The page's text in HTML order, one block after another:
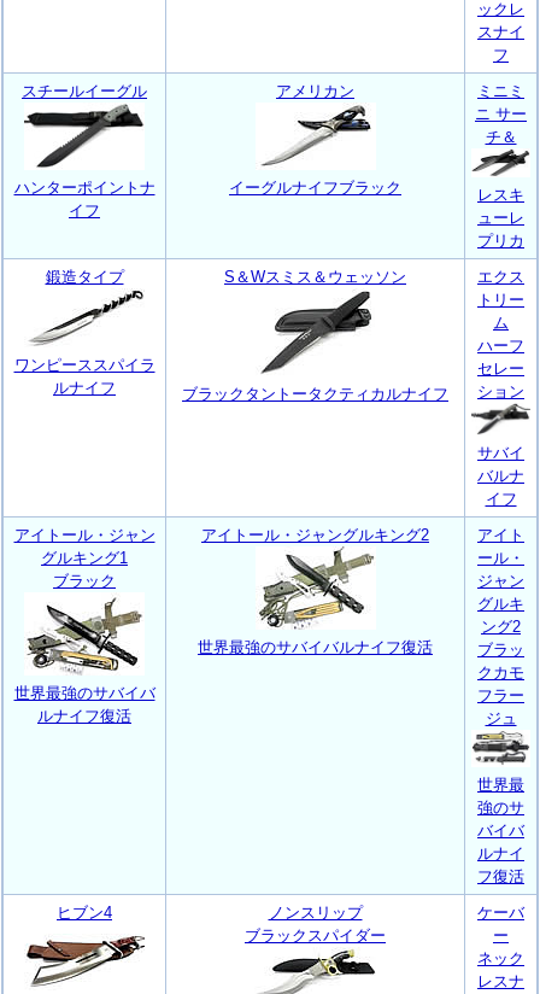
ックレ
スナイ
フ
スチールイーグル
ハンターポイントナ
イフ
アメリカン
イーグルナイフブラック
ミニミ
ニ サー
チ＆
レスキ
ューレ
プリカ
鍛造タイプ
ワンピーススパイラ
ルナイフ
S＆Wスミス＆ウェッソン
ブラックタントータクティカルナイフ
エクス
トリー
ム
ハーフ
セレー
ション
サバイ
バルナ
イフ
アイトール・ジャン
グルキング1
ブラック
世界最強のサバイバ
ルナイフ復活
アイトール・ジャングルキング2
世界最強のサバイバルナイフ復活
アイト
ール・
ジャン
グルキ
ング2
ブラッ
クカモ
フラー
ジュ
世界最
強のサ
バイバ
ルナイ
フ復活
ヒブン4
ノンスリップ
ブラックスパイダー
ケーバ
ー
ネック
レスナ